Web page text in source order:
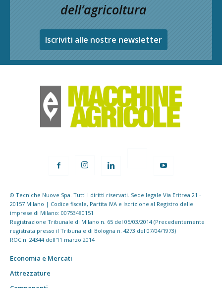
dell’agricoltura
Iscriviti alle nostre newsletter
© Tecniche Nuove Spa. Tutti i diritti riservati. Sede legale Via Eritrea 21 -
20157 Milano | Codice fiscale, Partita IVA e Iscrizione al Registro delle
imprese di Milano: 00753480151
Registrazione Tribunale di Milano n. 65 del 05/03/2014 (Precedentemente
registrata presso il Tribunale di Bologna n. 4273 del 07/04/1973)
ROC n. 24344 dell'11 marzo 2014
Economia e Mercati
Attrezzature